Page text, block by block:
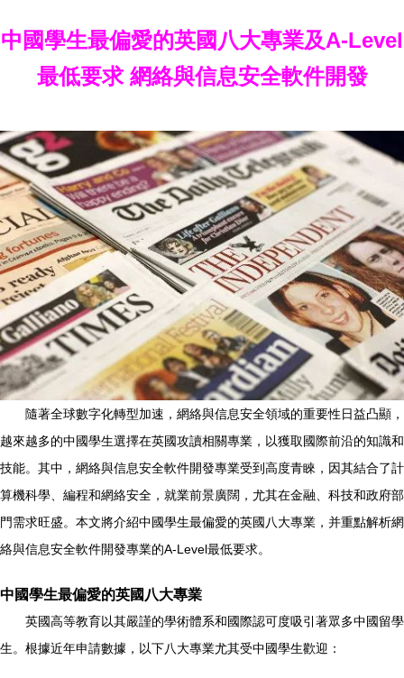
中國學生最偏愛的英國八大專業及A-Level
最低要求 網絡與信息安全軟件開發
隨著全球數字化轉型加速，網絡與信息安全領域的重要性日益凸顯，
越來越多的中國學生選擇在英國攻讀相關專業，以獲取國際前沿的知識和
技能。其中，網絡與信息安全軟件開發專業受到高度青睞，因其結合了計
算機科學、編程和網絡安全，就業前景廣闊，尤其在金融、科技和政府部
門需求旺盛。本文將介紹中國學生最偏愛的英國八大專業，并重點解析網
絡與信息安全軟件開發專業的A-Level最低要求。
中國學生最偏愛的英國八大專業
英國高等教育以其嚴謹的學術體系和國際認可度吸引著眾多中國留學
生。根據近年申請數據，以下八大專業尤其受中國學生歡迎：